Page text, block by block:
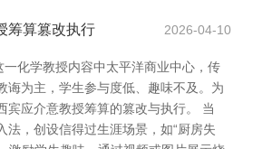
筹算篡改执行 2026-04-10
一化学教授内容中太平洋商业中心，传
诲为主，学生参与度低、趣味不及。为
宾应介意教授筹算的篡改与执行。 当
法，创设信得过生涯场景，如“厨房失